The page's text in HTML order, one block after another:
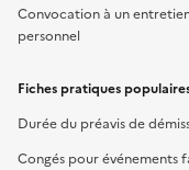
Convocation à un
personnel
Fiches pratiques
Durée du préavis de
Congés pour événements